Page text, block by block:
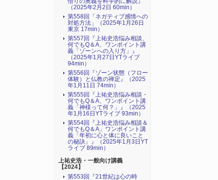
（2025年2月2日 60min）
第558回「ネガティブ感情への
対処方法」（2025年1月26日
東京 17min）
第557回『上祐史浩悩み相談、
何でもQ＆A、ワンポイント講
義「ゾーンへの入り方」』
（2025年1月27日YTライブ
94min）
第556回『ゾーン状態（フロー
体験）と仏教の禅定』（2025
年1月11日 74min）
第555回『上祐史浩悩み相談・
何でもQ＆A、ワンポイント講
義「神様って何？」』（2025
年1月16日YTライブ 93min）
第554回『上祐史浩悩み相談＆
何でもQ＆A」ワンポイント講
義「年初に心と体に良いこと
の秘訣」』（2025年1月3日YT
ライブ 89min）
上祐史浩・一般向け講義
【2024】
第553回『21世紀は心の時